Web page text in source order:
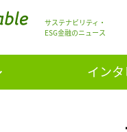
サステナビリティ・
ESG金融のニュース
イン